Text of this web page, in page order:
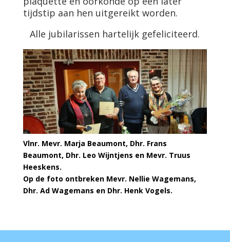
tijdstip aan hen uitgereikt worden.
Alle jubilarissen hartelijk gefeliciteerd.
Vlnr. Mevr. Marja Beaumont, Dhr. Frans
Beaumont, Dhr. Leo Wijntjens en Mevr. Truus
Heeskens.
Op de foto ontbreken Mevr. Nellie Wagemans,
Dhr. Ad Wagemans en Dhr. Henk Vogels.